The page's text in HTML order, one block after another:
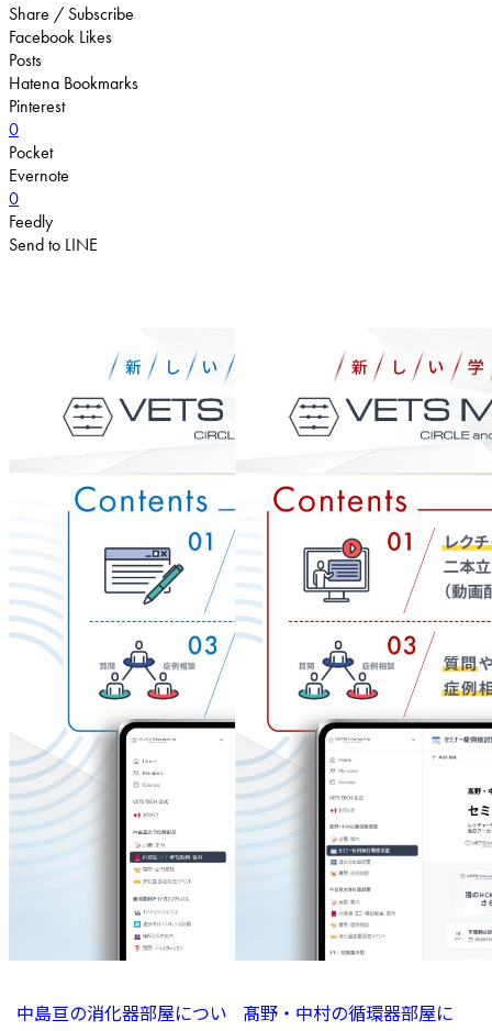
Share / Subscribe
Facebook Likes
Posts
Hatena Bookmarks
Pinterest
0
Pocket
Evernote
0
Feedly
Send to LINE
中島亘の消化器部屋につい
髙野・中村の循環器部屋に